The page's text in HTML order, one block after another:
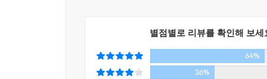
교사) 등 현직 국어 교사들이 현장에서 경험한
작가나 작품에 대한 해설은 물론, 현대를 살아가
찾을 수 있는지 등 다양한 접근을 시도했다. 재미
별점별로 리뷰를 확인해 보세
64%
36%